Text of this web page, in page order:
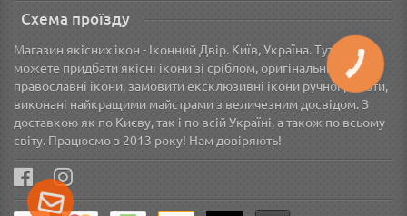
Схема проїзду
Магазин якісних ікон - Іконний Двір. Київ, Україна. Тут Ви
можете придбати якісні ікони зі сріблом, оригінальні грецькі
православні ікони, замовити ексклюзивні ікони ручної роботи,
виконані найкращими майстрами з величезним досвідом. З
доставкою як по Києву, так і по всій Україні, а також по всьому
світу. Працюємо з 2013 року! Нам довіряють!
КНОПКА
ЗВ'ЯЗКУ